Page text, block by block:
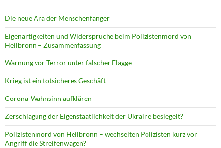
Die neue Ära der Menschenfänger
Eigenartigkeiten und Widersprüche beim Polizistenmord von
Heilbronn – Zusammenfassung
Warnung vor Terror unter falscher Flagge
Krieg ist ein totsicheres Geschäft
Corona-Wahnsinn aufklären
Zerschlagung der Eigenstaatlichkeit der Ukraine besiegelt?
Polizistenmord von Heilbronn – wechselten Polizisten kurz vor
Angriff die Streifenwagen?